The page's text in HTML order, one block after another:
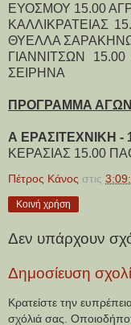
ΕΥΟΣΜΟΥ 15.00
ΚΑΛΛΙΚΡΑΤΕΙΑΣ
ΘΥΕΛΛΑ
ΓΙΑΝΝΙΤΣΩΝ
ΣΕΙΡΗΝΑ
ΠΡΟΓΡΑΜΜΑ
Α ΕΡΑΣΙΤΕΧΝΙΚΗ -
ΚΕΡΑΣΙΑΣ 15.00
Πέτρος Κάνος στις
Κοινή χρήση
Δεν υπάρχουν
Δημοσίευση
Κρατείστε την
σχόλιά σας.